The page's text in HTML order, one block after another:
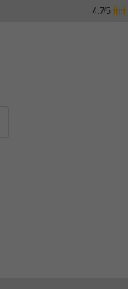
4.7/5